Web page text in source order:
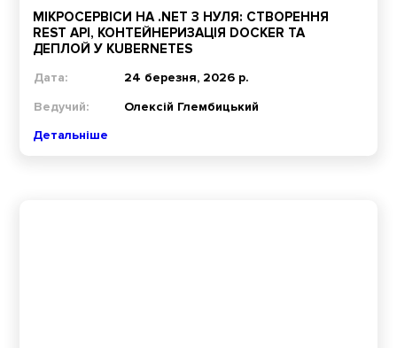
МІКРОСЕРВІСИ НА .NET З НУЛЯ: СТВОРЕННЯ
REST API, КОНТЕЙНЕРИЗАЦІЯ DOCKER ТА
ДЕПЛОЙ У KUBERNETES
Дата:
24 березня, 2026 р.
Ведучий:
Олексій Глембицький
Детальніше